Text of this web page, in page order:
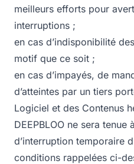
meilleurs efforts pour
interruptions ;
en cas d’indisponibilité
motif que ce soit ;
en cas d’impayés, de
d’atteintes par un tiers
Logiciel et des Contenus
DEEPBLOO ne sera
d’interruption temporaire
conditions rappelées ci-